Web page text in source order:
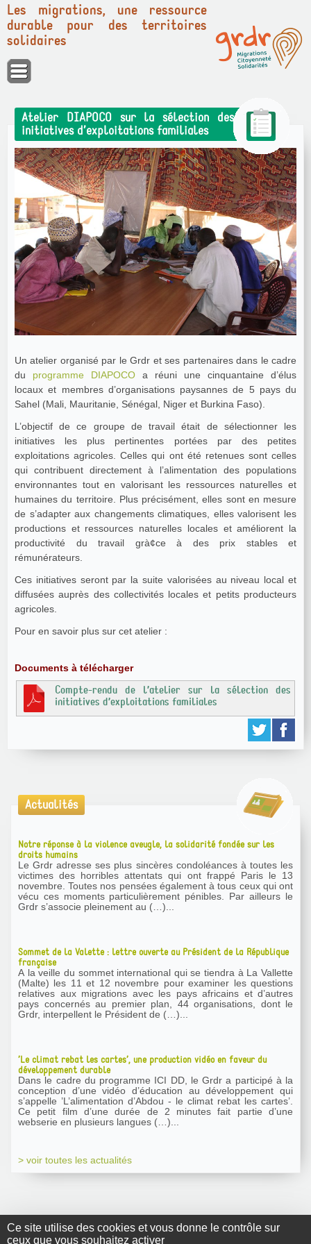
Panneau de gestion des cookies
Ce site utilise des cookies et vous donne le contrôle sur
ceux que vous souhaitez activer
Les migrations, une ressource
durable pour des territoires
solidaires
Atelier DIAPOCO sur la sélection des
initiatives d’exploitations familiales
Un atelier organisé par le Grdr et ses partenaires dans le cadre
du programme DIAPOCO a réuni une cinquantaine d’élus
locaux et membres d’organisations paysannes de 5 pays du
Sahel (Mali, Mauritanie, Sénégal, Niger et Burkina Faso).
L’objectif de ce groupe de travail était de sélectionner les
initiatives les plus pertinentes portées par des petites
exploitations agricoles. Celles qui ont été retenues sont celles
qui contribuent directement à l’alimentation des populations
environnantes tout en valorisant les ressources naturelles et
humaines du territoire. Plus précisément, elles sont en mesure
de s’adapter aux changements climatiques, elles valorisent les
productions et ressources naturelles locales et améliorent la
productivité du travail grà¢ce à des prix stables et
rémunérateurs.
Ces initiatives seront par la suite valorisées au niveau local et
diffusées auprès des collectivités locales et petits producteurs
agricoles.
Pour en savoir plus sur cet atelier :
Documents à télécharger
Compte-rendu de l’atelier sur la sélection des
initiatives d’exploitations familiales
Actualités
Notre réponse à la violence aveugle, la solidarité fondée sur les
droits humains
Le Grdr adresse ses plus sincères condoléances à toutes les
victimes des horribles attentats qui ont frappé Paris le 13
novembre. Toutes nos pensées également à tous ceux qui ont
vécu ces moments particulièrement pénibles. Par ailleurs le
Grdr s’associe pleinement au (…)...
Sommet de la Valette : lettre ouverte au Président de la République
française
A la veille du sommet international qui se tiendra à La Vallette
(Malte) les 11 et 12 novembre pour examiner les questions
relatives aux migrations avec les pays africains et d’autres
pays concernés au premier plan, 44 organisations, dont le
Grdr, interpellent le Président de (…)...
’Le climat rebat les cartes’, une production vidéo en faveur du
développement durable
Dans le cadre du programme ICI DD, le Grdr a participé à la
conception d’une vidéo d’éducation au développement qui
s’appelle ’L’alimentation d’Abdou - le climat rebat les cartes’.
Ce petit film d’une durée de 2 minutes fait partie d’une
webserie en plusieurs langues (…)...
> voir toutes les actualités